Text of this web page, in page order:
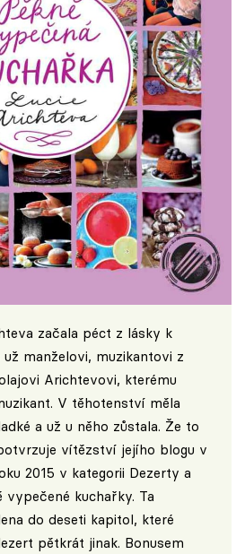
začala péct z lásky k
manželovi, muzikantovi z
Arichtevovi, kterému
V těhotenství měla
a už u něho zůstala. Že to
vítězství jejího blogu v
2015 v kategorii Dezerty a
vypečené kuchařky. Ta
do deseti kapitol, které
pětkrát jinak. Bonusem